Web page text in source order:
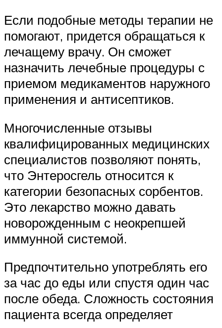
Если подобные методы терапии не
помогают, придется обращаться к
лечащему врачу. Он сможет
назначить лечебные процедуры с
приемом медикаментов наружного
применения и антисептиков.
Многочисленные отзывы
квалифицированных медицинских
специалистов позволяют понять,
что Энтеросгель относится к
категории безопасных сорбентов.
Это лекарство можно давать
новорожденным с неокрепшей
иммунной системой.
Предпочтительно употреблять его
за час до еды или спустя один час
после обеда. Сложность состояния
пациента всегда определяет